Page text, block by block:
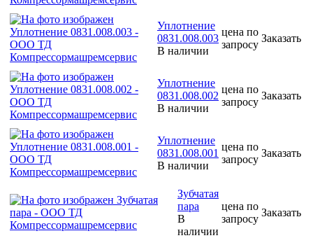
Уплотнение
0831.008.003
В наличии
цена по
запросу
Заказать
Уплотнение
0831.008.002
В наличии
цена по
запросу
Заказать
Уплотнение
0831.008.001
В наличии
цена по
запросу
Заказать
Зубчатая
пара
В
наличии
цена по
запросу
Заказать